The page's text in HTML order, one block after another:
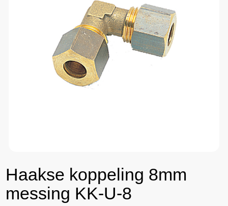
Haakse koppeling 8mm
messing KK-U-8